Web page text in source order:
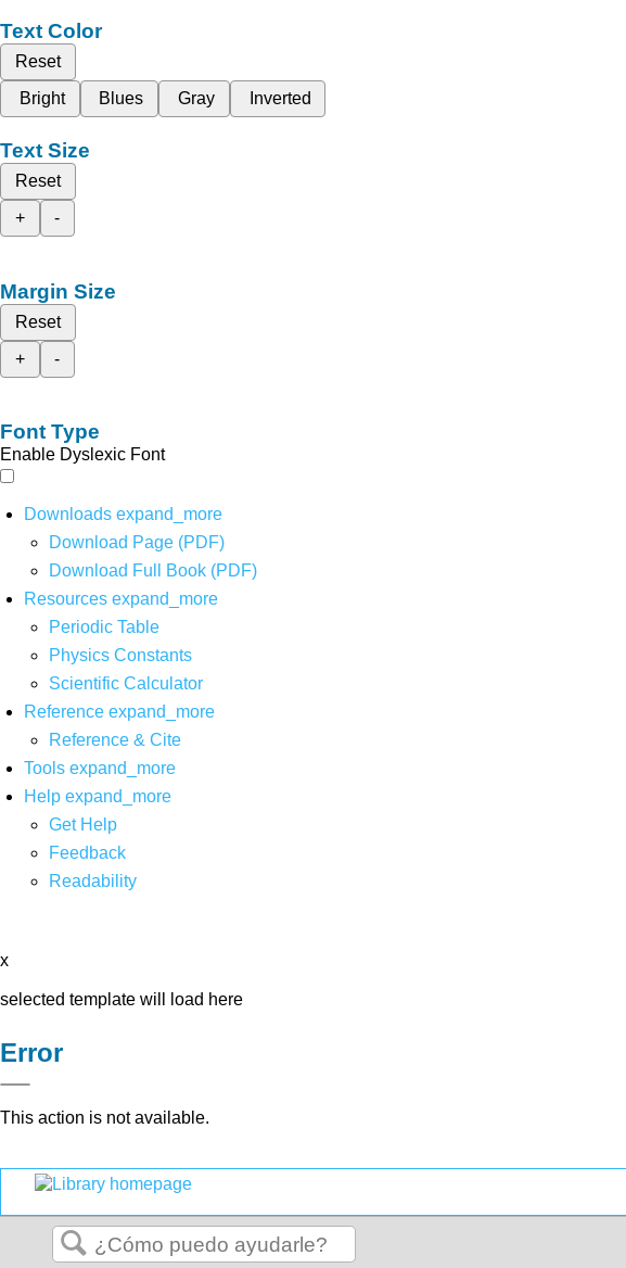
Text Color
Reset
Bright
Blues Gray Inverted
Text Size
Reset
+
-
Margin Size
Reset
+
-
Font Type
Enable Dyslexic Font
Downloads expand_more
Download Page (PDF)
Download Full Book (PDF)
Resources expand_more
Periodic Table
Physics Constants
Scientific Calculator
Reference expand_more
Reference & Cite
Tools expand_more
Help expand_more
Get Help
Feedback
Readability
x
selected template will load here
Error
This action is not available.